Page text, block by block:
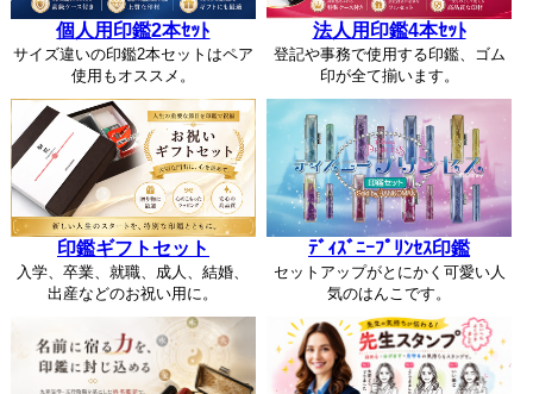
個人用印鑑2本ｾｯﾄ
サイズ違いの印鑑2本セットはペア
使用もオススメ。
法人用印鑑4本ｾｯﾄ
登記や事務で使用する印鑑、ゴム
印が全て揃います。
印鑑ギフトセット
入学、卒業、就職、成人、結婚、
出産などのお祝い用に。
ﾃﾞｨｽﾞﾆｰﾌﾟﾘﾝｾｽ印鑑
セットアップがとにかく可愛い人
気のはんこです。